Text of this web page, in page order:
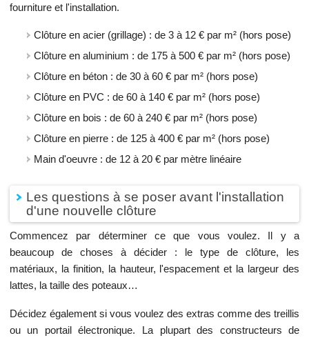
fourniture et l'installation.
Clôture en acier (grillage) : de 3 à 12 € par m² (hors pose)
Clôture en aluminium : de 175 à 500 € par m² (hors pose)
Clôture en béton : de 30 à 60 € par m² (hors pose)
Clôture en PVC : de 60 à 140 € par m² (hors pose)
Clôture en bois : de 60 à 240 € par m² (hors pose)
Clôture en pierre : de 125 à 400 € par m² (hors pose)
Main d'oeuvre : de 12 à 20 € par mètre linéaire
Les questions à se poser avant l'installation
d'une nouvelle clôture
Commencez par déterminer ce que vous voulez. Il y a
beaucoup de choses à décider : le type de clôture, les
matériaux, la finition, la hauteur, l'espacement et la largeur des
lattes, la taille des poteaux…
Décidez également si vous voulez des extras comme des treillis
ou un portail électronique. La plupart des constructeurs de